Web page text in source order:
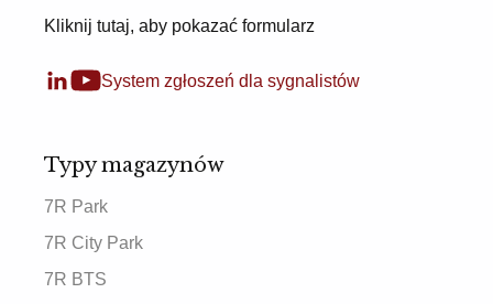
Kliknij tutaj, aby pokazać formularz
System zgłoszeń dla sygnalistów
Typy magazynów
7R Park
7R City Park
7R BTS